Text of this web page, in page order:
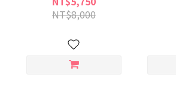
NT$8,000